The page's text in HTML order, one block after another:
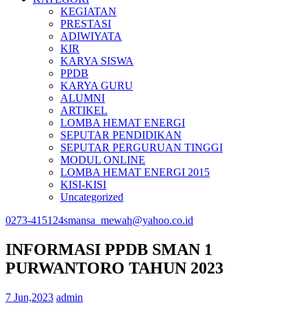
KEGIATAN
PRESTASI
ADIWIYATA
KIR
KARYA SISWA
PPDB
KARYA GURU
ALUMNI
ARTIKEL
LOMBA HEMAT ENERGI
SEPUTAR PENDIDIKAN
SEPUTAR PERGURUAN TINGGI
MODUL ONLINE
LOMBA HEMAT ENERGI 2015
KISI-KISI
Uncategorized
0273-415124smansa_mewah@yahoo.co.id
INFORMASI PPDB SMAN 1
PURWANTORO TAHUN 2023
7 Jun,2023 admin